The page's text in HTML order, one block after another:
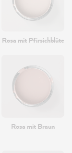
Rosa mit Pfirsichblüte
Rosa mit Braun